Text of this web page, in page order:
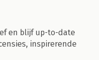
en blijf up-to-date
inspirerende